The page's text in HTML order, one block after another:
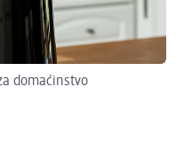
domaćinstvo